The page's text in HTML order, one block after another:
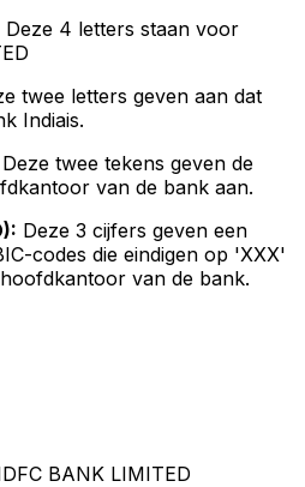
Deze 4 letters staan voor
twee letters geven aan dat
Indiais.
Deze twee tekens geven de
van de bank aan.
Deze 3 cijfers geven een
codes die eindigen op 'XXX'
van de bank.
BANK LIMITED